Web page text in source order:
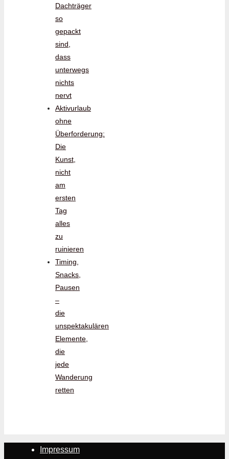
Dachträger
so
gepackt
sind,
dass
unterwegs
nichts
nervt
Aktivurlaub
ohne
Überforderung:
Die
Kunst,
nicht
am
ersten
Tag
alles
zu
ruinieren
Timing,
Snacks,
Pausen
–
die
unspektakulären
Elemente,
die
jede
Wanderung
retten
Impressum